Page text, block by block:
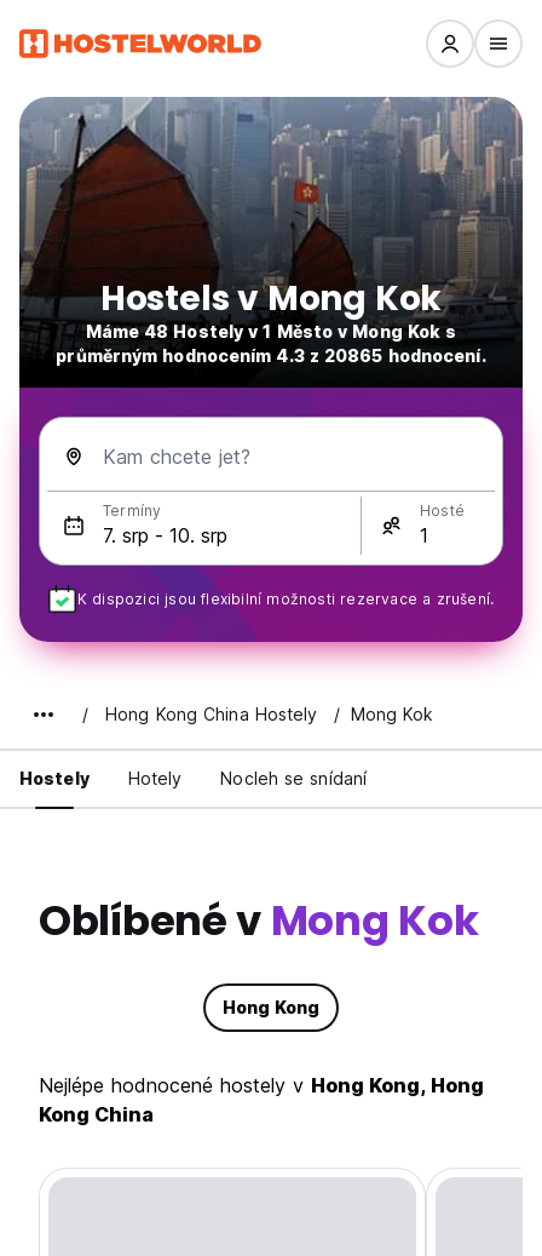
Hostels v Mong Kok
Máme 48 Hostely v 1 Město v Mong Kok s
průměrným hodnocením 4.3 z 20865 hodnocení.
Kam chcete jet?
Termíny Hosté
K dispozici jsou flexibilní možnosti rezervace a zrušení.
Hong Kong China Hostely Mong Kok
Hostely Hotely Nocleh se snídaní
Oblíbené v Mong Kok
Hong Kong
Nejlépe hodnocené hostely v Hong Kong, Hong
Kong China